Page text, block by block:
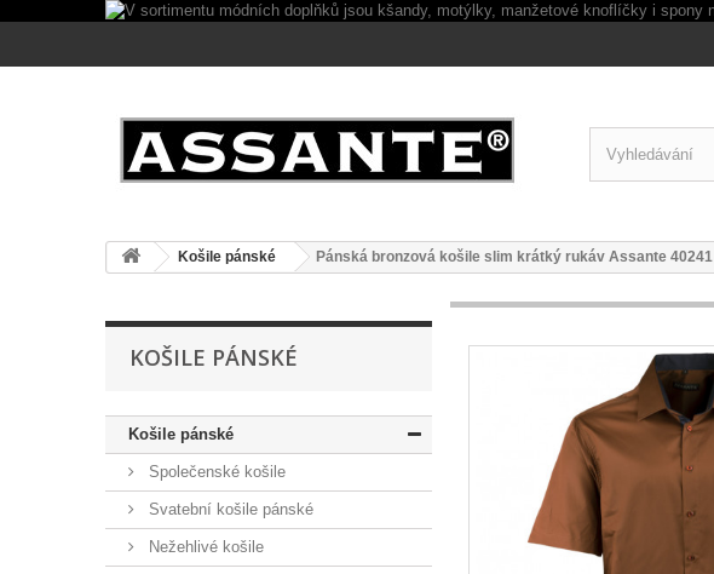
Košile pánské Pánská bronzová košile slim krátký rukáv Assante 40241
KOŠILE PÁNSKÉ
Košile pánské
Společenské košile
Svatební košile pánské
Nežehlivé košile